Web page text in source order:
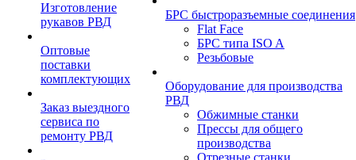
Изготовление
рукавов РВД
Оптовые
поставки
комплектующих
Заказ выездного
сервиса по
ремонту РВД
БРС быстроразъемные соединения
Flat Face
БРС типа ISO A
Резьбовые
Оборудование для производства
РВД
Обжимные станки
Прессы для общего
производства
Отрезные станки